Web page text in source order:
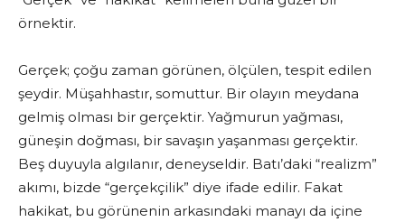
örnektir.
Gerçek; çoğu zaman görünen, ölçülen, tespit edilen
şeydir. Müşahhastır, somuttur. Bir olayın meydana
gelmiş olması bir gerçektir. Yağmurun yağması,
güneşin doğması, bir savaşın yaşanması gerçektir.
Beş duyuyla algılanır, deneyseldir. Batı’daki “realizm”
akımı, bizde “gerçekçilik” diye ifade edilir. Fakat
hakikat, bu görünenin arkasındaki manayı da içine